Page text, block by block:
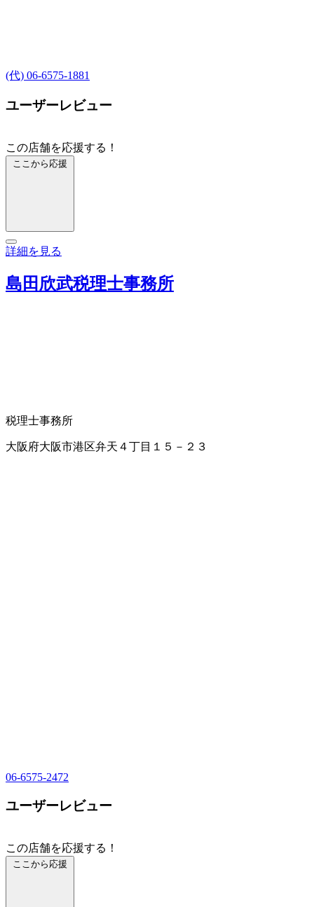
(代) 06-6575-1881
ユーザーレビュー
この店舗を応援する！
ここから応援
詳細を見る
島田欣武税理士事務所
税理士事務所
大阪府大阪市港区弁天４丁目１５－２３
06-6575-2472
ユーザーレビュー
この店舗を応援する！
ここから応援